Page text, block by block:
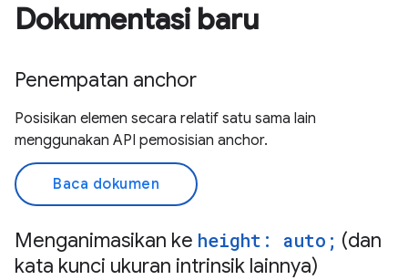
Dokumentasi baru
Penempatan anchor
Posisikan elemen secara relatif satu sama lain
menggunakan API pemosisian anchor.
Baca dokumen
Menganimasikan ke height: auto; (dan
kata kunci ukuran intrinsik lainnya)